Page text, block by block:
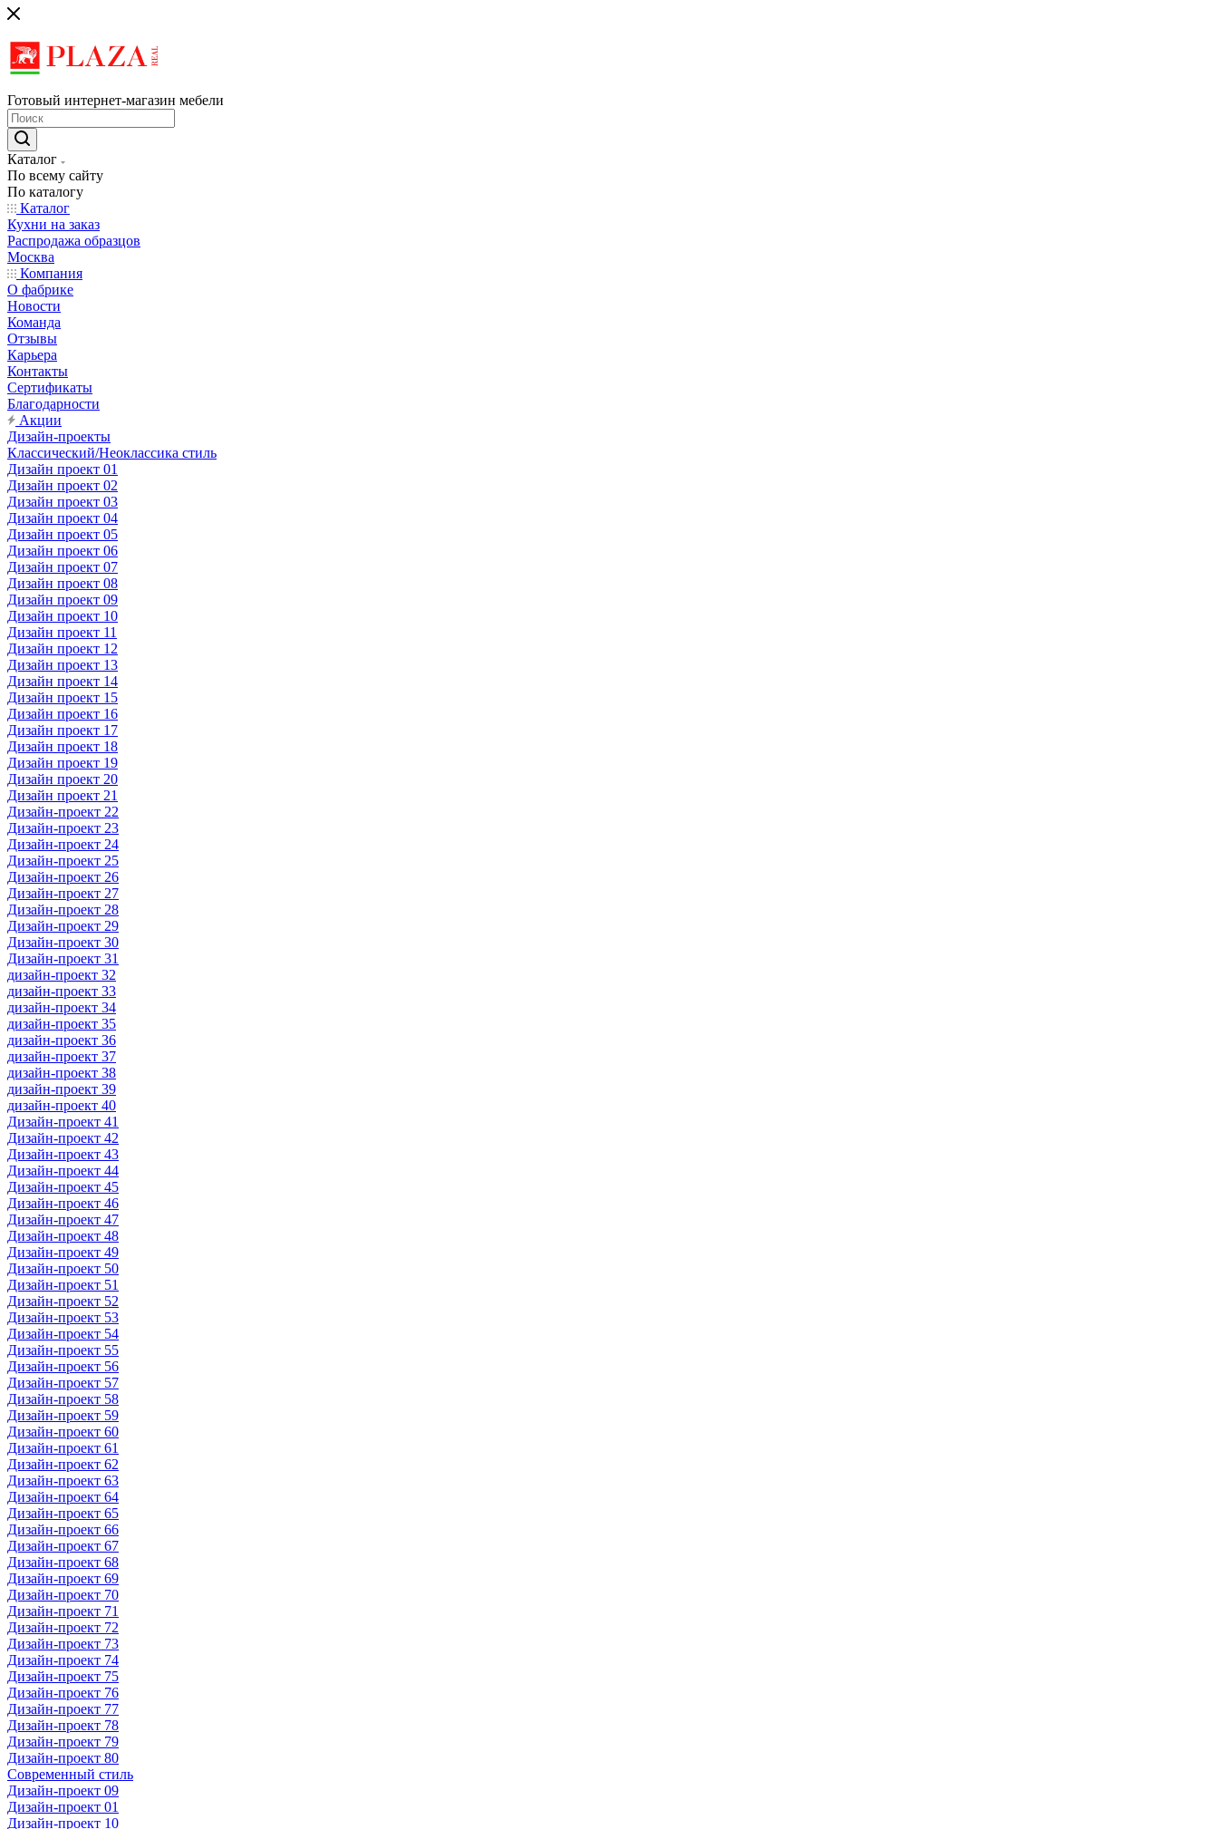
Готовый интернет-магазин мебели
Каталог
По всему сайту
По каталогу
Каталог
Кухни на заказ
Распродажа образцов
Москва
Компания
О фабрике
Новости
Команда
Отзывы
Карьера
Контакты
Сертификаты
Благодарности
Акции
Дизайн-проекты
Классический/Неоклассика стиль
Дизайн проект 01
Дизайн проект 02
Дизайн проект 03
Дизайн проект 04
Дизайн проект 05
Дизайн проект 06
Дизайн проект 07
Дизайн проект 08
Дизайн проект 09
Дизайн проект 10
Дизайн проект 11
Дизайн проект 12
Дизайн проект 13
Дизайн проект 14
Дизайн проект 15
Дизайн проект 16
Дизайн проект 17
Дизайн проект 18
Дизайн проект 19
Дизайн проект 20
Дизайн проект 21
Дизайн-проект 22
Дизайн-проект 23
Дизайн-проект 24
Дизайн-проект 25
Дизайн-проект 26
Дизайн-проект 27
Дизайн-проект 28
Дизайн-проект 29
Дизайн-проект 30
Дизайн-проект 31
дизайн-проект 32
дизайн-проект 33
дизайн-проект 34
дизайн-проект 35
дизайн-проект 36
дизайн-проект 37
дизайн-проект 38
дизайн-проект 39
дизайн-проект 40
Дизайн-проект 41
Дизайн-проект 42
Дизайн-проект 43
Дизайн-проект 44
Дизайн-проект 45
Дизайн-проект 46
Дизайн-проект 47
Дизайн-проект 48
Дизайн-проект 49
Дизайн-проект 50
Дизайн-проект 51
Дизайн-проект 52
Дизайн-проект 53
Дизайн-проект 54
Дизайн-проект 55
Дизайн-проект 56
Дизайн-проект 57
Дизайн-проект 58
Дизайн-проект 59
Дизайн-проект 60
Дизайн-проект 61
Дизайн-проект 62
Дизайн-проект 63
Дизайн-проект 64
Дизайн-проект 65
Дизайн-проект 66
Дизайн-проект 67
Дизайн-проект 68
Дизайн-проект 69
Дизайн-проект 70
Дизайн-проект 71
Дизайн-проект 72
Дизайн-проект 73
Дизайн-проект 74
Дизайн-проект 75
Дизайн-проект 76
Дизайн-проект 77
Дизайн-проект 78
Дизайн-проект 79
Дизайн-проект 80
Современный стиль
Дизайн-проект 09
Дизайн-проект 01
Дизайн-проект 10